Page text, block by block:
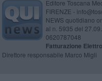
Editore Toscana
FIRENZE -
NEWS quotidiano
al n. 5935 del
0620787048
Fatturazione
Direttore responsabile Marco Migli